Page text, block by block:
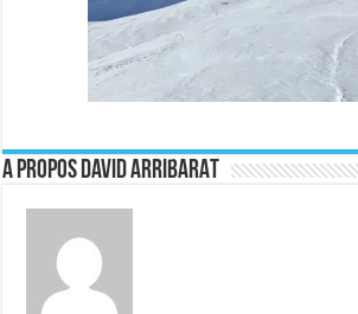
A propos David ARRIBARAT